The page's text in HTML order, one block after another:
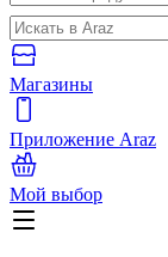
Магазины
Приложение Araz
Мой выбор